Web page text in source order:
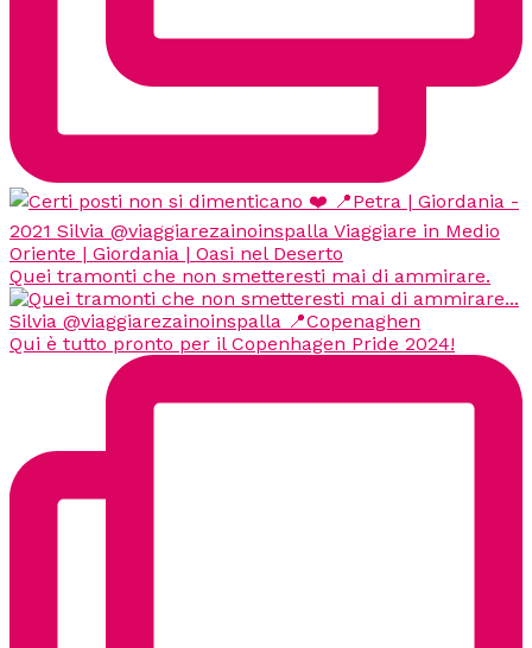
Quei tramonti che non smetteresti mai di ammirare.
Qui è tutto pronto per il Copenhagen Pride 2024!